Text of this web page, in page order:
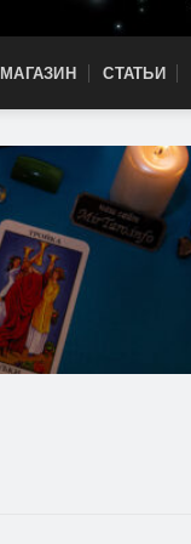
МАГАЗИН СТАТЬИ